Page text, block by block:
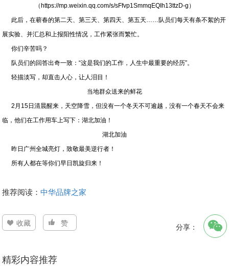
（https://mp.weixin.qq.com/s/sFfvp1SmmqEQIh13ttzD-g）
此后，在蕲春的第二天、第三天、第四天、第五天……队员们每天有条不絮的开
展实验、并汇总和上报阳性情况，工作紧张而繁忙。
你们辛苦吗？
队员们的回答出奇一致：“这是我们的工作，人生中最重要的经历”。
轻描淡写，却直击人心，让人泪目！
当地群众送来的鲜花
2月15日清晨醒来，天空降雪，但没有一个冬天不可逾越，没有一个春天不会来
临，他们在工作用车上写下：湖北加油！
湖北加油
昨日广州全城亮灯，致敬最美逆行者！
所有人都在等你们早日凯旋归来！
推荐阅读：中华品牌之家
收藏 赞 分享：
精彩内容推荐